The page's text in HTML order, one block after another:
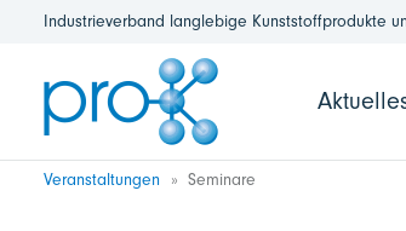
Industrieverband langlebige Kunststoffprodukte
Veranstaltungen Seminare